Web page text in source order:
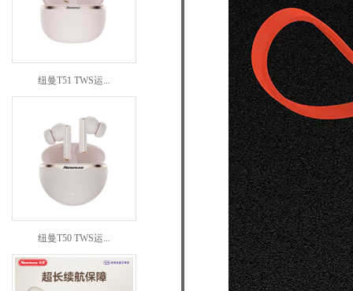
纽曼T51 TWS运...
纽曼T50 TWS运...